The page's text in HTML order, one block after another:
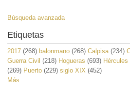
Búsqueda avanzada
Etiquetas
2017 (268) balonmano (268) Calpisa (234)
Guerra Civil (218) Hogueras (693) Hércules
(269) Puerto (229) siglo XIX (452)
Más